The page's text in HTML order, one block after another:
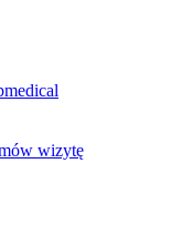
wizytę